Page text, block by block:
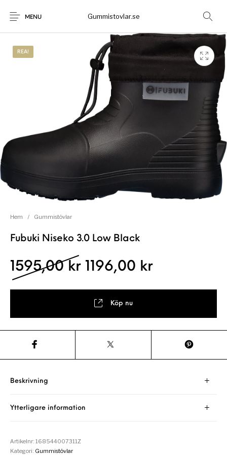
MENU Gummistovlar.se
Rea!
Okategoriserad
REA!
Hem / Gummistövlar
Fubuki Niseko 3.0 Low Black
1595,00 kr Det ursprungliga
1196,00 krDet
Köp nu
Beskrivning
Ytterligare information
Artikelnr:168544007311Z
Kategori: Gummistövlar